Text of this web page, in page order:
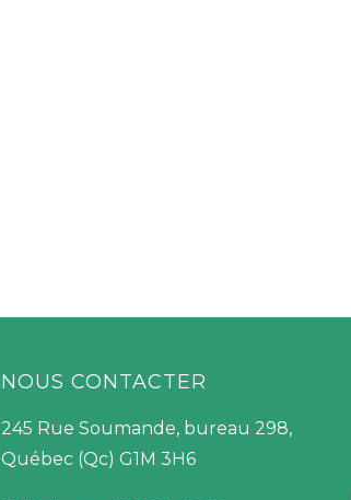
NOUS CONTACTER
245 Rue Soumande, bureau 298,
Québec (Qc) G1M 3H6